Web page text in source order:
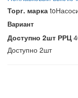
Торг. марка
Вариант
Доступно 2шт РРЦ
Доступно 2шт